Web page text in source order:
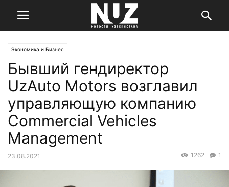
Экономика и Бизнес
Бывший гендиректор
UzAuto Motors возглавил
управляющую компанию
Commercial Vehicles
Management
23.08.2021 1
1262